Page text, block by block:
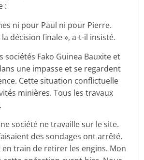
:
ni pour Paul ni pour Pierre.
décision finale », a-t-il insisté.
sociétés Fako Guinea Bauxite et
une impasse et se regardent
Cette situation conflictuelle
minières. Tous les travaux
société ne travaille sur le site.
des sondages ont arrêté.
en train de retirer les engins. Mon